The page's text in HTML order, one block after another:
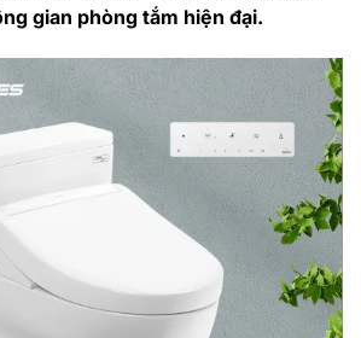
gian phòng tắm hiện đại.